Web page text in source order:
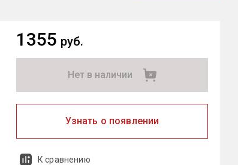
1355 руб.
Нет в наличии
Узнать о появлении
К сравнению